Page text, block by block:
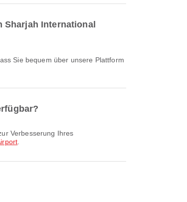
International